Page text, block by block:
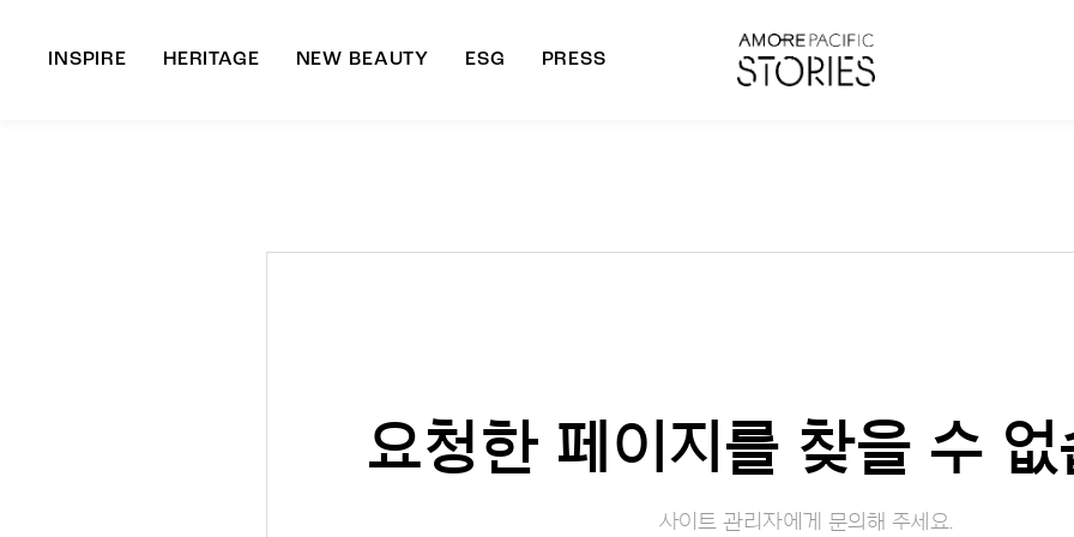
INSPIRE HERITAGE NEW BEAUTY ESG PRESS
요청한 페이지를 찾을 수 없
사이트 관리자에게 문의해 주세요.